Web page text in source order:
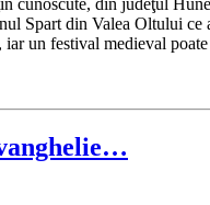
cunoscute, din judeţul
Spart din Valea Oltului
un festival medieval